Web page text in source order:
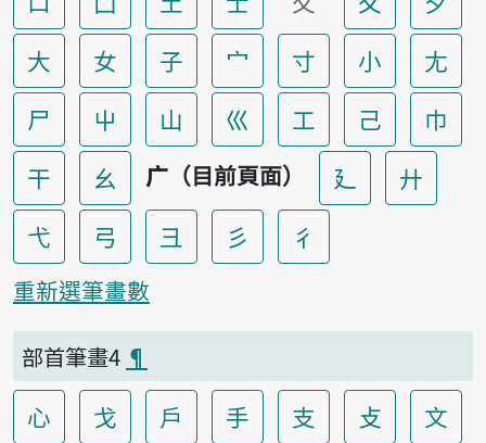
大
女 子 宀 寸 小
尢
尸
屮 山 巛 工 己
巾
干
幺 广（目前頁面） 廴
廾
弋
弓 彐 彡 彳
重新選筆畫數
部首筆畫4 ¶
心 戈 戶 手 支 攴
文